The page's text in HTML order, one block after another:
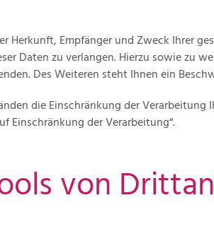
Empfänger und Zweck Ihrer
Daten zu verlangen. Hierzu sowie zu
Des Weiteren steht Ihnen ein
die Einschränkung der
Einschränkung der Verarbeitung“.
von